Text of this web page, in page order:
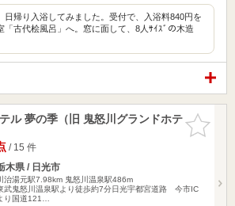
日帰り入浴してみました。受付で、入浴料840円を
「古代桧風呂」へ。窓に面して、8人ｻｲｽﾞの木造
お気に入
りに追加
ル 夢の季（旧 鬼怒川グランドホテ
/ 15 件
木県 / 日光市
川治湯元駅7.98km 鬼怒川温泉駅486m
武鬼怒川温泉駅より徒歩約7分日光宇都宮道路 今市IC
り国道121…